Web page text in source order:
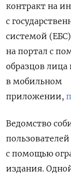
контракт на
с
системой
на портал с
образцов лица
в мобильном
приложении,
Ведомство
с помощью
издания.